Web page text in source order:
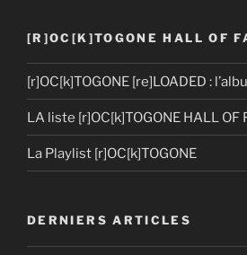
[R]OC[K]TOGONE HALL OF
[r]OC[k]TOGONE [re]LOADED :
LA liste [r]OC[k]TOGONE HALL OF
La Playlist [r]OC[k]TOGONE
DERNIERS ARTICLES